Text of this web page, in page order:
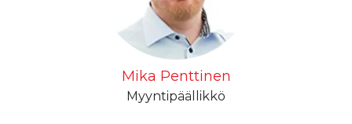
Mika Penttinen
Myyntipäällikkö